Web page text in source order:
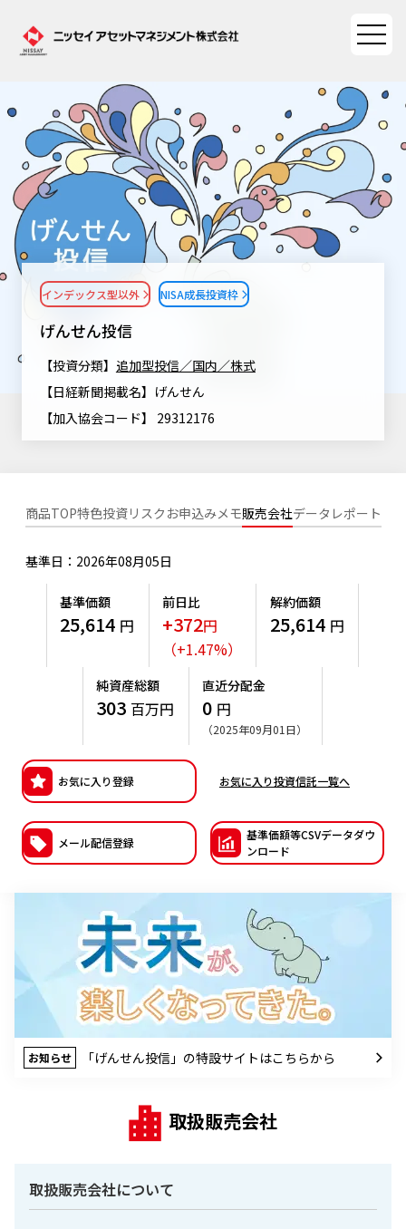
ファンド情報
ファンド情報TOP
基準価額一覧
ファンド検索
ファンド比較
決算カレンダー
海外休日カレンダー
投資信託新商品のご案内
ちょこっと3分！ファンドシアター
こだわりのインデックスファンド 購入・換金手数料なしシ
リーズ
確定拠出年金について
確定拠出年金制度について
確定拠出年金での商品の選び方について
確定拠出年金 基準価額一覧
マーケット情報
マーケット情報TOP
マーケット指数
マーケットレポート
大関 洋の「十字路」
コラム
ファンドレポート
資産形成ポータル
資産形成ポータルTOP
Nダイレクト
NAMシティ
お問い合わせ
よくあるご質問
サステナビリティ
サステナビリティTOP
サステナビリティ経営
SDGsとは？
特別対談
サステナビリティ経営基本方針
サステナビリティ推進体制
ニッセイアセットの重要課題
サステナビリティへの取り組み
サステナビリティレポート
サステナブル投資
日本版スチュワードシップ・コードへの対応
ESGへの取り組み
国内株式議決権行使の方針と判断基準
サステナビリティレポート等
ニッセイアセットについて
ニッセイアセットについてTOP
採用情報
公式キャラクターのご紹介
最新情報 法人のお客さま
採用情報 English
検索したいキーワードを入力してください。
資産形成はじめるなら
げんせん投信
インデックス型以外 NISA成長投資枠
【投資分類】 追加型投信／国内／株式
【日経新聞掲載名】げんせん
【加入協会コード】 29312176
商品TOP特色投資リスク お申込みメモ販売会社データ レポート
基準日：2026年08月05日
基準価額
25,614 円
前日比
+372円
（+1.47%）
解約価額
25,614 円
純資産総額
303 百万円
直近分配金
0 円
（2025年09月01日）
お気に入り登録 お気に入り投資信託一覧へ
メール配信登録
基準価額等CSVデータダウ
ンロード
お知らせ 「げんせん投信」の特設サイトはこちらから
取扱販売会社
取扱販売会社について